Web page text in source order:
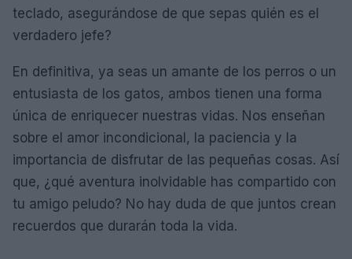
teclado, asegurándose de que sepas quién es el
verdadero jefe?
En definitiva, ya seas un amante de los perros o un
entusiasta de los gatos, ambos tienen una forma
única de enriquecer nuestras vidas. Nos enseñan
sobre el amor incondicional, la paciencia y la
importancia de disfrutar de las pequeñas cosas. Así
que, ¿qué aventura inolvidable has compartido con
tu amigo peludo? No hay duda de que juntos crean
recuerdos que durarán toda la vida.